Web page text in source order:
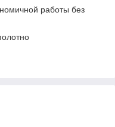
работы без